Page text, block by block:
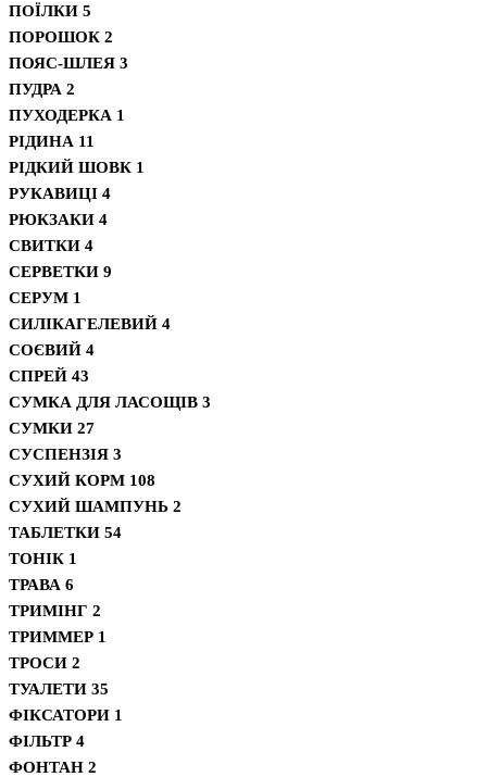
ПОЇЛКИ 5
ПОРОШОК 2
ПОЯС-ШЛЕЯ 3
ПУДРА 2
ПУХОДЕРКА 1
РІДИНА 11
РІДКИЙ ШОВК 1
РУКАВИЦІ 4
РЮКЗАКИ 4
СВИТКИ 4
СЕРВЕТКИ 9
СЕРУМ 1
СИЛІКАГЕЛЕВИЙ 4
СОЄВИЙ 4
СПРЕЙ 43
СУМКА ДЛЯ ЛАСОЩІВ 3
СУМКИ 27
СУСПЕНЗІЯ 3
СУХИЙ КОРМ 108
СУХИЙ ШАМПУНЬ 2
ТАБЛЕТКИ 54
ТОНІК 1
ТРАВА 6
ТРИМІНГ 2
ТРИММЕР 1
ТРОСИ 2
ТУАЛЕТИ 35
ФІКСАТОРИ 1
ФІЛЬТР 4
ФОНТАН 2